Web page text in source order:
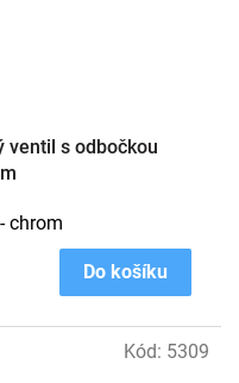
ventil s odbočkou
Do košíku
chrom
Kód: 5309